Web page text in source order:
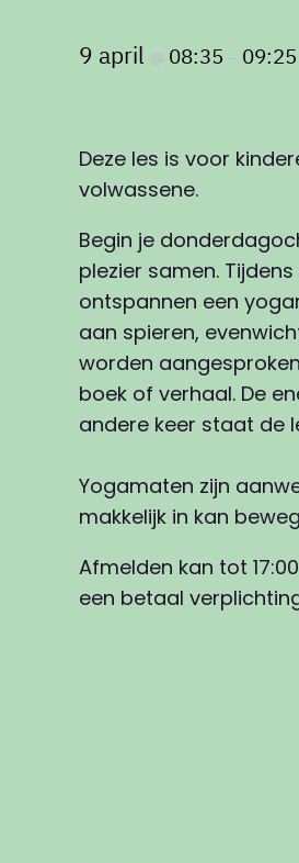
9 april @ 08:35 – 09:25
Deze les is voor
volwassene.
Begin je
plezier samen.
ontspannen een
aan spieren,
worden
boek of verhaal. De
andere keer staat de
Yogamaten zijn
makkelijk in kan
Afmelden kan tot
een betaal